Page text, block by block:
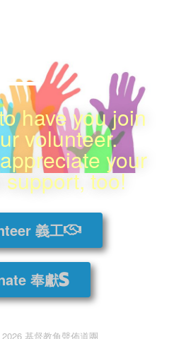
have you join
volunteer.
your
too!
義工
奉獻
基督教角聲佈道團